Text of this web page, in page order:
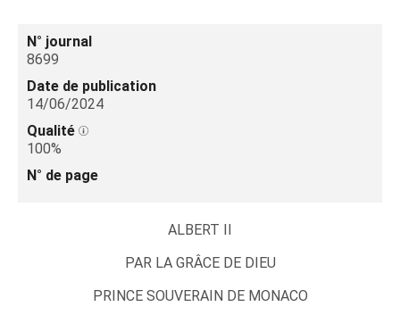
N° journal
8699
Date de publication
14/06/2024
Qualité
100%
N° de page
ALBERT II
PAR LA GRÂCE DE DIEU
PRINCE SOUVERAIN DE MONACO